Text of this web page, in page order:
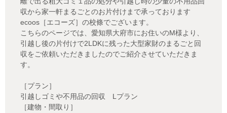
収から家一軒まるごとのお片付けまで承っております
ecoos［エコーズ］の校條でございます。
こちらのページでは、愛知県大府市にお住いのM様より、
引越し後の片付けで2LDKに残った大型家財のまるごと回
収をご依頼いただきましたのでご紹介させていただきま
す。
［プラン］
引越しゴミや不用品の回収 Lプラン
［建物・間取り］